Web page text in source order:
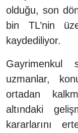
olduğu, son
bin TL’nin
kaydediliyor.
Gayrimenkul
uzmanlar,
ortadan
altındaki
kararlarını